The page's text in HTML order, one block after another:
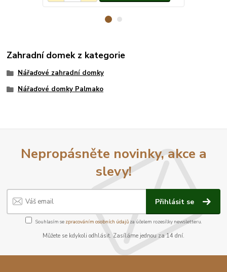
Zahradní domek z kategorie
Nářaďové zahradní domky
Nářaďové domky Palmako
Nepropásněte novinky, akce a
slevy!
Přihlásit se
Souhlasím se zpracováním osobních údajůza účelem rozesílky newsletteru.
Můžete se kdykoli odhlásit. Zasíláme jednou za 14 dní.